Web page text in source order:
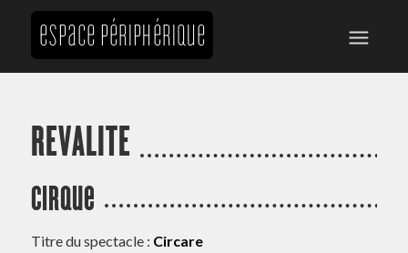
REVALITE
Cirque
Titre du spectacle : Circare